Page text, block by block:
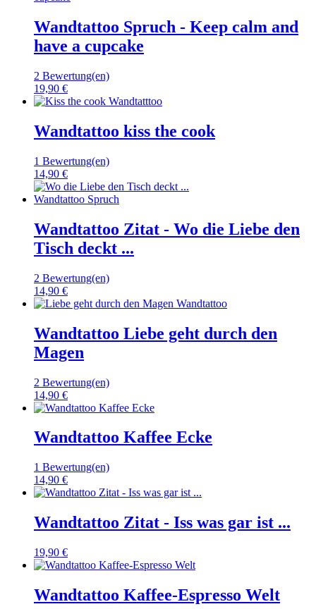
Wandtattoo Spruch - Keep calm and
have a cupcake
2 Bewertung(en)
19,90 €
Wandtattoo kiss the cook
1 Bewertung(en)
14,90 €
Wandtattoo Zitat - Wo die Liebe den
Tisch deckt ...
2 Bewertung(en)
14,90 €
Wandtattoo Liebe geht durch den
Magen
2 Bewertung(en)
14,90 €
Wandtattoo Kaffee Ecke
1 Bewertung(en)
14,90 €
Wandtattoo Zitat - Iss was gar ist ...
19,90 €
Wandtattoo Kaffee-Espresso Welt